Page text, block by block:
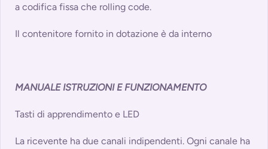
a codifica fissa che rolling code.
Il contenitore fornito in dotazione è da interno
MANUALE ISTRUZIONI E FUNZIONAMENTO
Tasti di apprendimento e LED
La ricevente ha due canali indipendenti. Ogni canale ha